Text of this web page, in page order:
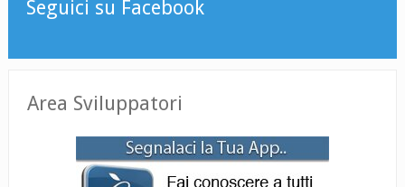
Seguici su Facebook
Area Sviluppatori